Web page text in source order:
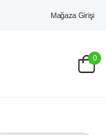
Mağaza Girişi
0